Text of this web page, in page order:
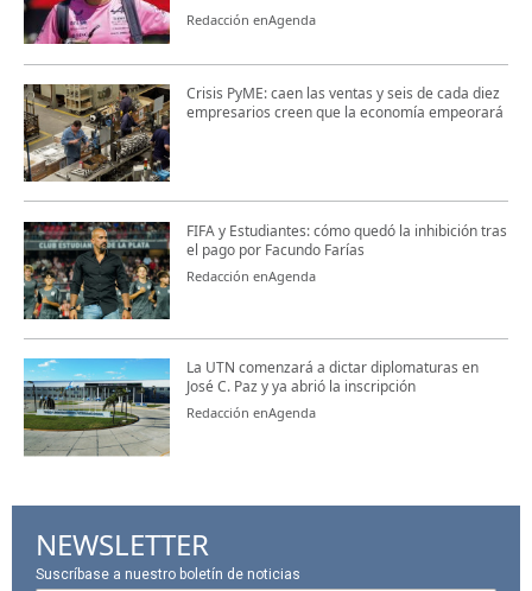
Redacción enAgenda
Crisis PyME: caen las ventas y seis de cada diez
empresarios creen que la economía empeorará
FIFA y Estudiantes: cómo quedó la inhibición tras
el pago por Facundo Farías
Redacción enAgenda
La UTN comenzará a dictar diplomaturas en
José C. Paz y ya abrió la inscripción
Redacción enAgenda
NEWSLETTER
Suscríbase a nuestro boletín de noticias